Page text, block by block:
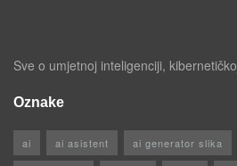
Sve o umjetnoj inteligenciji,
Oznake
ai ai asistent ai generator slika